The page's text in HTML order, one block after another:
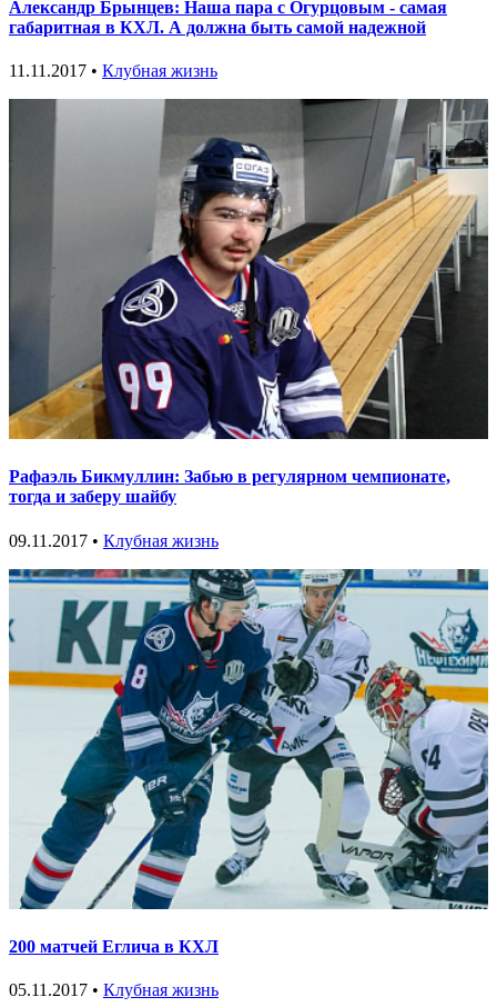
Александр Брынцев: Наша пара с Огурцовым - самая
габаритная в КХЛ. А должна быть самой надежной
11.11.2017 • Клубная жизнь
Рафаэль Бикмуллин: Забью в регулярном чемпионате,
тогда и заберу шайбу
09.11.2017 • Клубная жизнь
200 матчей Еглича в КХЛ
05.11.2017 • Клубная жизнь